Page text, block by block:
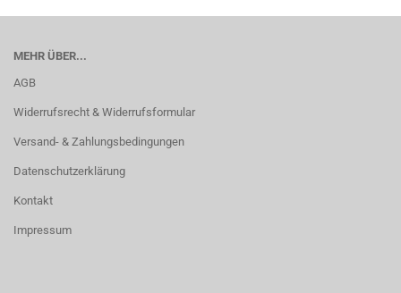
MEHR ÜBER...
AGB
Widerrufsrecht & Widerrufsformular
Versand- & Zahlungsbedingungen
Datenschutzerklärung
Kontakt
Impressum